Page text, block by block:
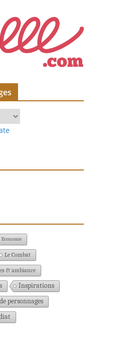
Economie
Le Combat
& ambiance
Inspirations
personnages